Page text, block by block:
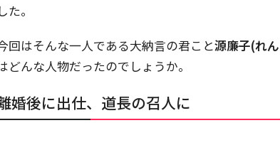
した。
回はそんな一人である大納言の君こと源廉子(れ
どんな人物だったのでしょうか。
婚後に出仕、道長の召人に